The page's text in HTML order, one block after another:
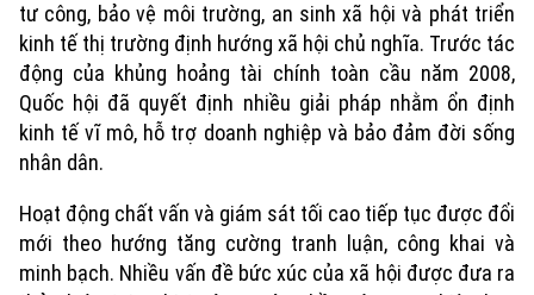
tư công, bảo vệ môi trường, an sinh xã hội và phát triển
kinh tế thị trường định hướng xã hội chủ nghĩa. Trước tác
động của khủng hoảng tài chính toàn cầu năm 2008,
Quốc hội đã quyết định nhiều giải pháp nhằm ổn định
kinh tế vĩ mô, hỗ trợ doanh nghiệp và bảo đảm đời sống
nhân dân.
Hoạt động chất vấn và giám sát tối cao tiếp tục được đổi
mới theo hướng tăng cường tranh luận, công khai và
minh bạch. Nhiều vấn đề bức xúc của xã hội được đưa ra